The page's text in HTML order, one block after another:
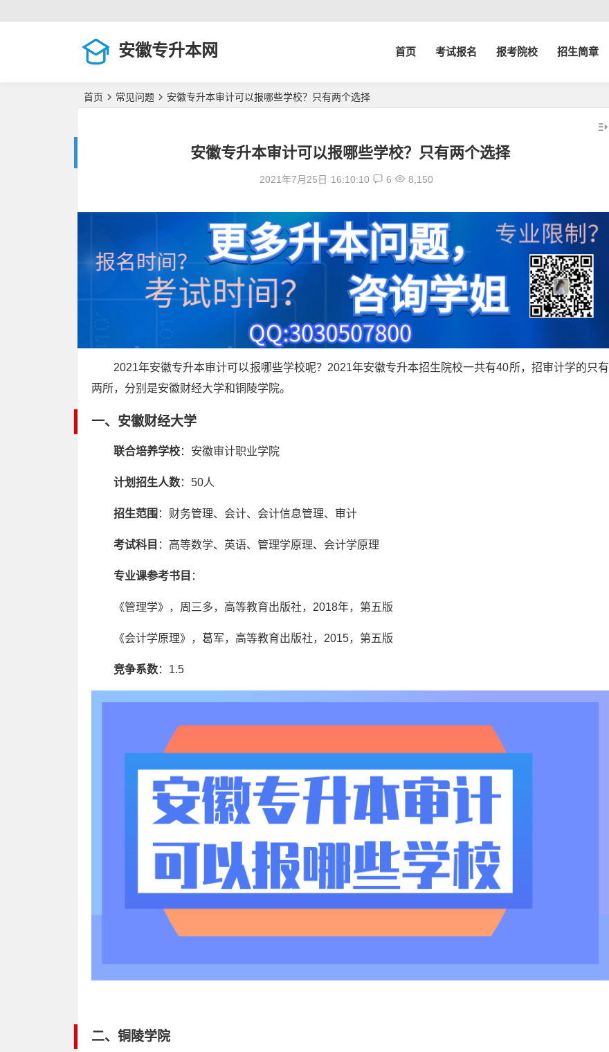
安徽专升本网 首页 考试报名 报考院校 招生简章
首页 常见问题 安徽专升本审计可以报哪些学校？只有两个选择
安徽专升本审计可以报哪些学校？只有两个选择
2021年7月25日 16:10:10 6 8,150
2021年安徽专升本审计可以报哪些学校呢？2021年安徽专升本招生院校一共有40所，招审计学的只有
两所，分别是安徽财经大学和铜陵学院。
一、安徽财经大学
联合培养学校：安徽审计职业学院
计划招生人数：50人
招生范围 ：财务管理、会计、会计信息管理、审计
考试科目 ：高等数学、英语、管理学原理、会计学原理
专业课参考书目 ：
《管理学》，周三多，高等教育出版社，2018年，第五版
《会计学原理》，葛军，高等教育出版社，2015，第五版
竞争系数：1.5
二、铜陵学院